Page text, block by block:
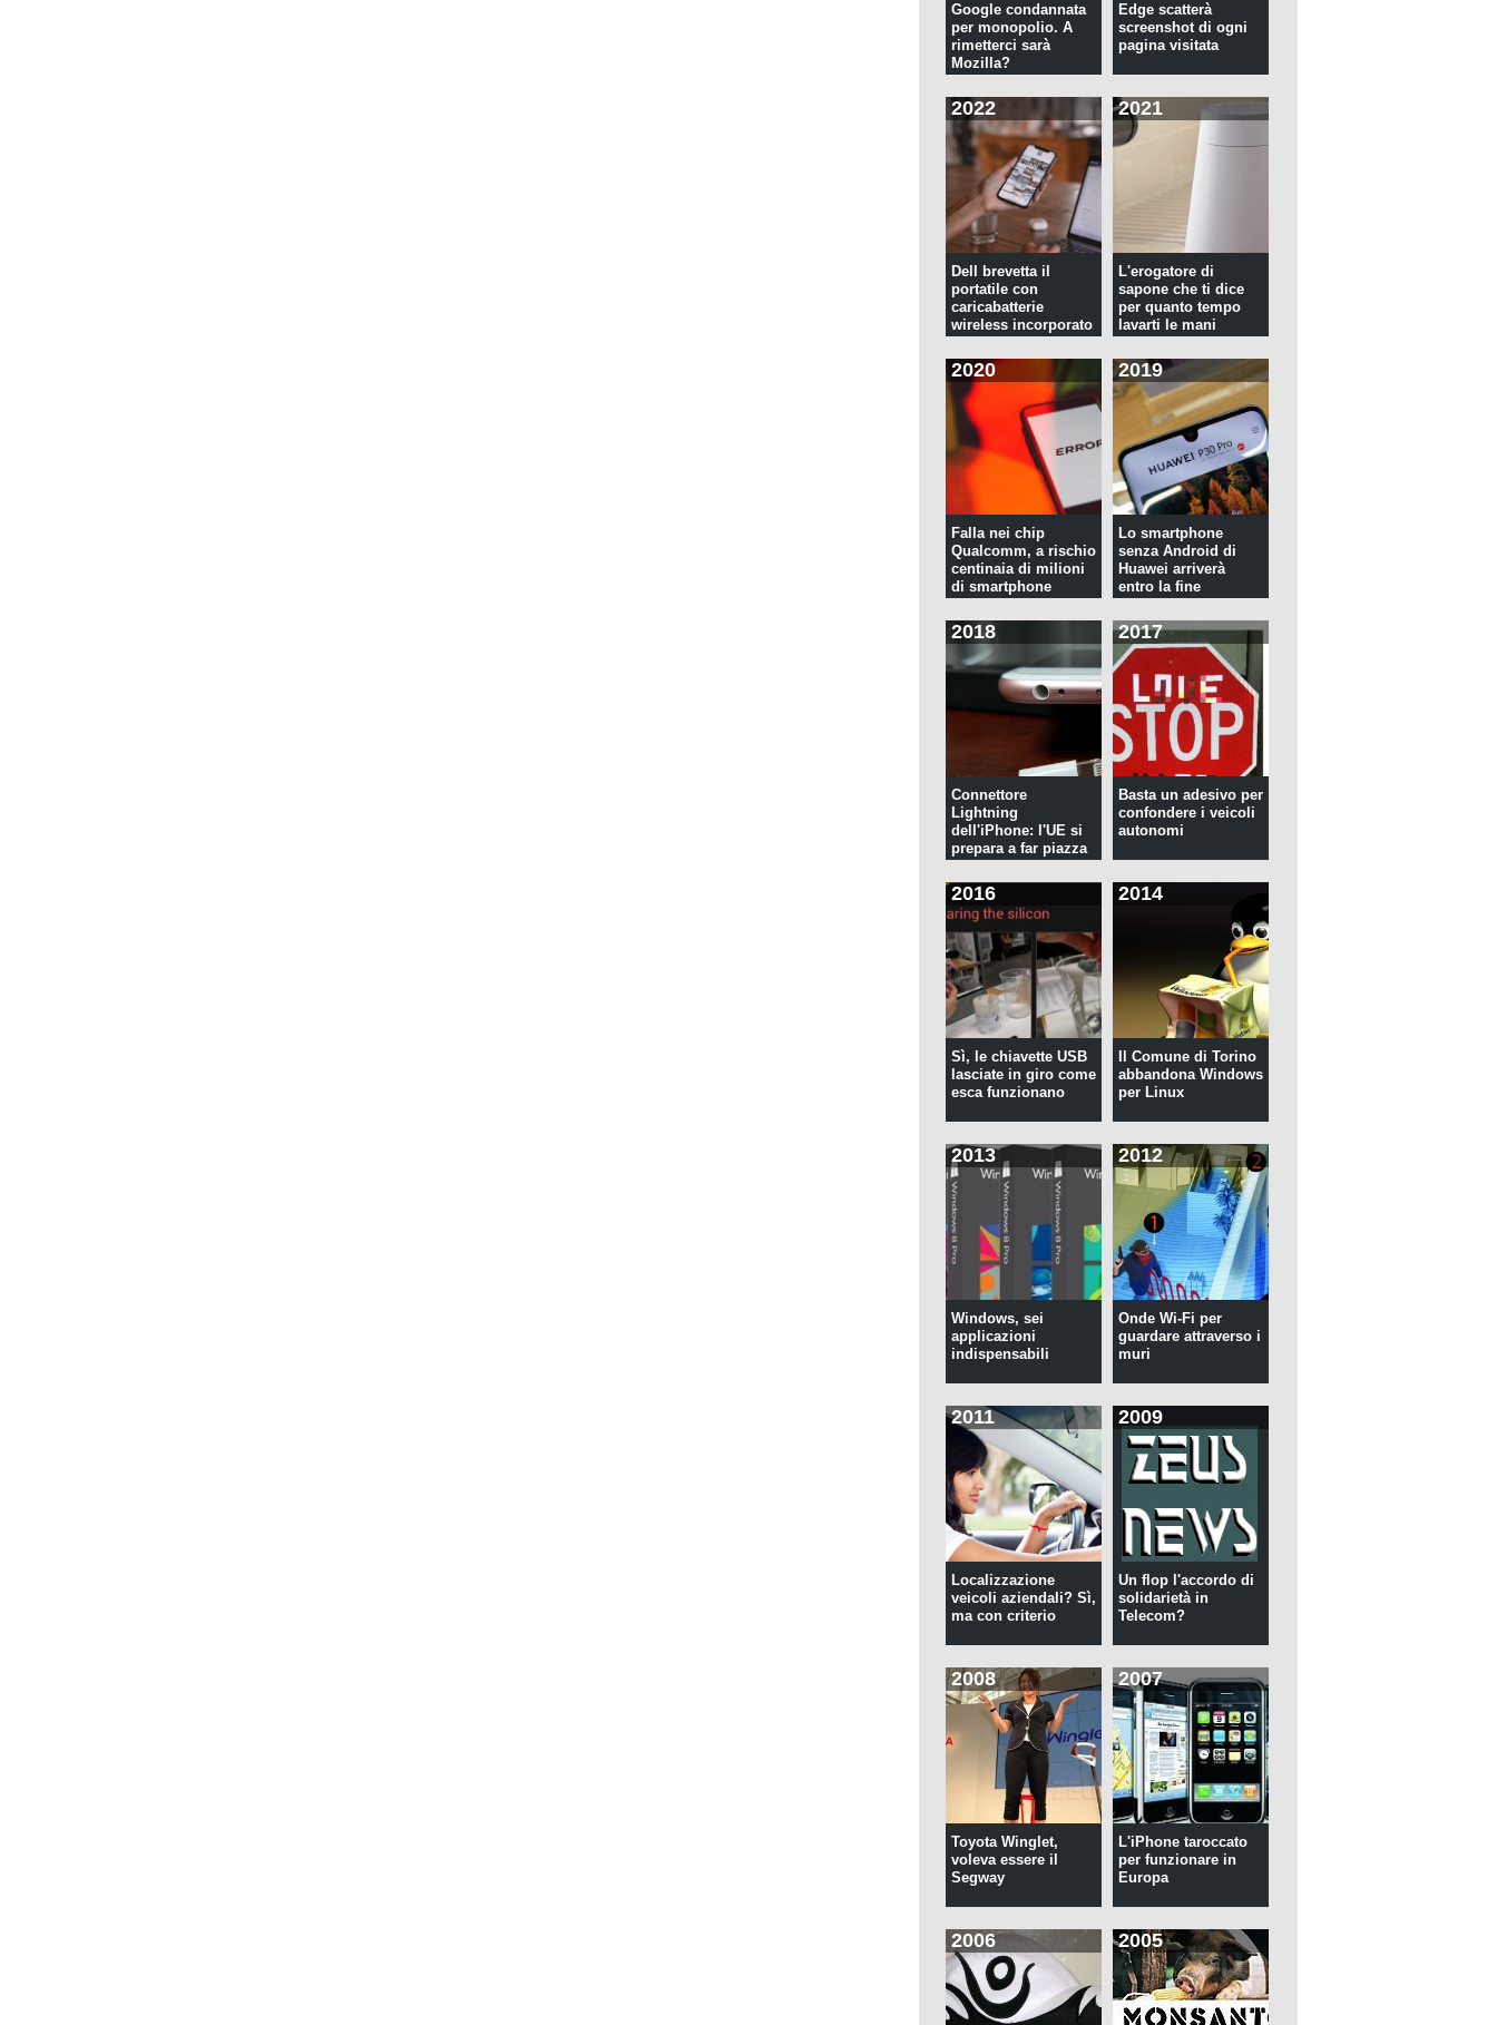
Google condannata
per monopolio. A
rimetterci sarà
Mozilla?
Edge scatterà
screenshot di ogni
pagina visitata
2022
Dell brevetta il
portatile con
caricabatterie
wireless incorporato
2021
L'erogatore di
sapone che ti dice
per quanto tempo
lavarti le mani
2020
Falla nei chip
Qualcomm, a rischio
centinaia di milioni
di smartphone
2019
Lo smartphone
senza Android di
Huawei arriverà
entro la fine
2018
Connettore
Lightning
dell'iPhone: l'UE si
prepara a far piazza
2017
Basta un adesivo per
confondere i veicoli
autonomi
2016
Sì, le chiavette USB
lasciate in giro come
esca funzionano
2014
Il Comune di Torino
abbandona Windows
per Linux
2013
Windows, sei
applicazioni
indispensabili
2012
Onde Wi-Fi per
guardare attraverso i
muri
2011
Localizzazione
veicoli aziendali? Sì,
ma con criterio
2009
Un flop l'accordo di
solidarietà in
Telecom?
2008
Toyota Winglet,
voleva essere il
Segway
2007
L'iPhone taroccato
per funzionare in
Europa
2006 2005